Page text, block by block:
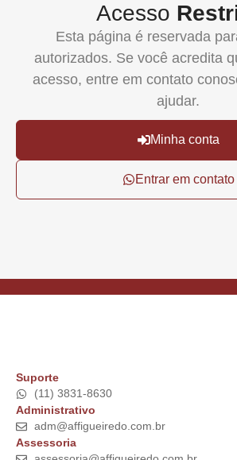
Acesso
Esta página é reservada
autorizados. Se você acredita
acesso, entre em contato
ajudar.
Minha conta
Entrar em contato
Suporte
(11) 3831-8630
Administrativo
adm@affigueiredo.com.br
Assessoria